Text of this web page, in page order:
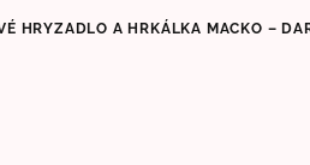
HRYZADLO A HRKÁLKA MACKO –